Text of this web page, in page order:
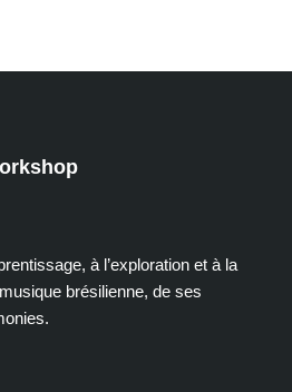
à l’exploration et à la
brésilienne, de ses